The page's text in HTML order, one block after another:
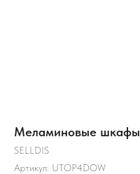
Меламиновые шкафы
SELLDIS
Артикул: UTOP4DOW